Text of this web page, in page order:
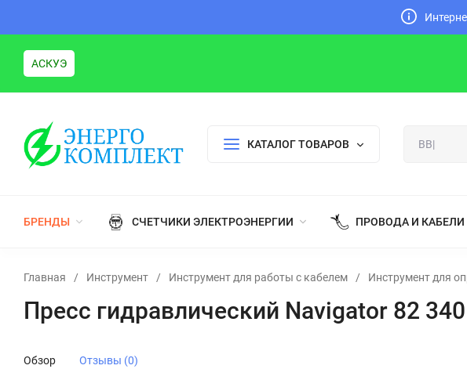
АСКУЭ
КАТАЛОГ ТОВАРОВ
БРЕНДЫ СЧЕТЧИКИ ЭЛЕКТРОЭНЕРГИИ ПРОВОДА И КАБЕЛИ
Главная / Инструмент / Инструмент для работы с кабелем / Инструмент для
Пресс гидравлический Navigator 82
Обзор Отзывы (0)